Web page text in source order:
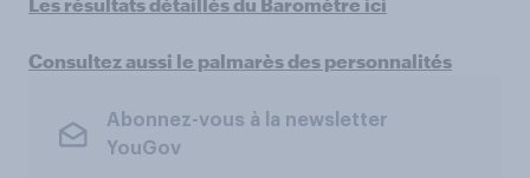
Consultez aussi le palmarès des personnalités
Abonnez-vous à la newsletter
YouGov